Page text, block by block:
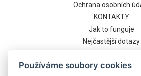
Ochrana osobních
KONTAKTY
Jak to funguje
Nejčastější dotazy
Používáme soubory cookies